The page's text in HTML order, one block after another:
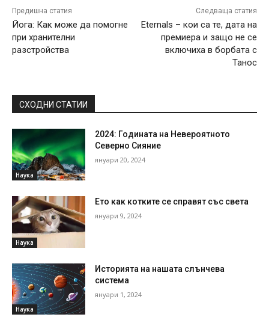
Предишна статия
Йога: Как може да помогне
при хранителни
разстройства
Следваща статия
Eternals – кои са те, дата на
премиера и защо не се
включиха в борбата с
Танос
СХОДНИ СТАТИИ
Наука
2024: Годината на Невероятното
Северно Сияние
януари 20, 2024
Наука
Ето как котките се справят със света
януари 9, 2024
Наука
Историята на нашата слънчева
система
януари 1, 2024